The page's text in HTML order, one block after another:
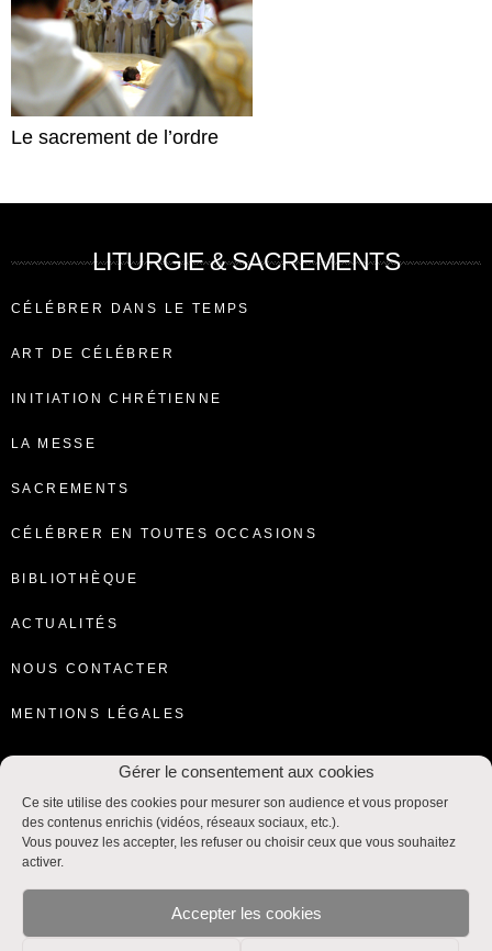
Gérer le consentement aux cookies
Ce site utilise des cookies pour mesurer son audience et vous proposer
des contenus enrichis (vidéos, réseaux sociaux, etc.).
Vous pouvez les accepter, les refuser ou choisir ceux que vous souhaitez
activer.
Accepter les cookies
Le sacrement de l’ordre
LITURGIE & SACREMENTS
CÉLÉBRER DANS LE TEMPS
ART DE CÉLÉBRER
INITIATION CHRÉTIENNE
LA MESSE
SACREMENTS
CÉLÉBRER EN TOUTES OCCASIONS
BIBLIOTHÈQUE
ACTUALITÉS
NOUS CONTACTER
MENTIONS LÉGALES